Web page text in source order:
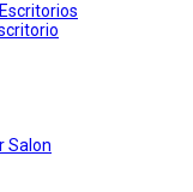
Salon